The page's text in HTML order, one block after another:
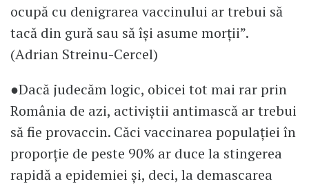
ocupă cu denigrarea vaccinului ar trebui să
tacă din gură sau să își asume morții”.
(Adrian Streinu-Cercel)
●Dacă judecăm logic, obicei tot mai rar prin
România de azi, activiștii antimască ar trebui
să fie provaccin. Căci vaccinarea populației în
proporție de peste 90% ar duce la stingerea
rapidă a epidemiei și, deci, la demascarea